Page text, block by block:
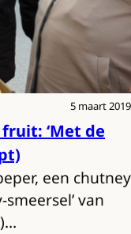
5 maart 2019
‘Met de
een chutney
van